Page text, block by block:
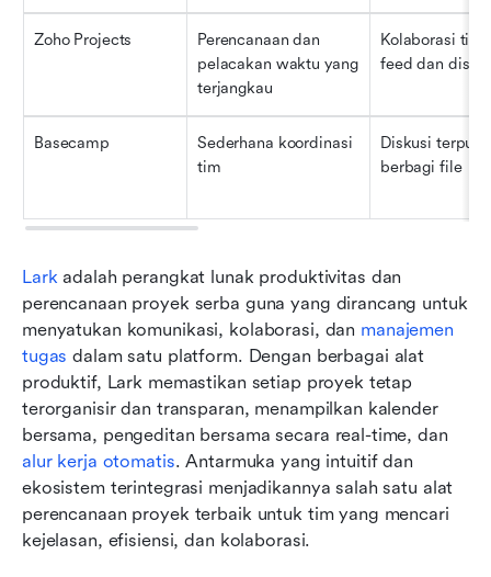
Zoho Projects
Perencanaan dan
pelacakan waktu yang
terjangkau
Kolaborasi tim
feed dan
Basecamp
Sederhana koordinasi
tim
Diskusi
berbagi file
Lark adalah perangkat lunak produktivitas dan
perencanaan proyek serba guna yang dirancang untuk
menyatukan komunikasi, kolaborasi, dan manajemen
tugas dalam satu platform. Dengan berbagai alat
produktif, Lark memastikan setiap proyek tetap
terorganisir dan transparan, menampilkan kalender
alur kerja otomatis. Antarmuka yang intuitif dan
ekosistem terintegrasi menjadikannya salah satu alat
perencanaan proyek terbaik untuk tim yang mencari
kejelasan, efisiensi, dan kolaborasi.